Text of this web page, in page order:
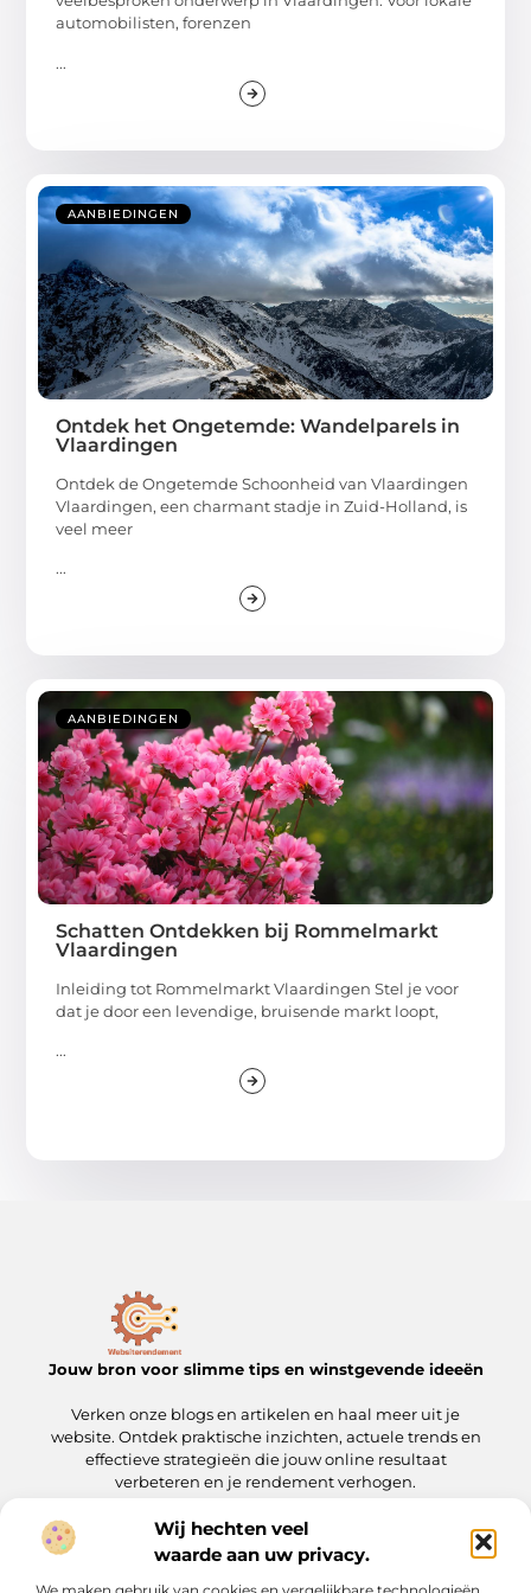
Wij hechten veel
waarde aan uw privacy.
automobilisten, forenzen
...
AANBIEDINGEN
Ontdek het Ongetemde: Wandelparels in
Vlaardingen
Ontdek de Ongetemde Schoonheid van Vlaardingen
Vlaardingen, een charmant stadje in Zuid-Holland, is
veel meer
...
AANBIEDINGEN
Schatten Ontdekken bij Rommelmarkt
Vlaardingen
Inleiding tot Rommelmarkt Vlaardingen Stel je voor
dat je door een levendige, bruisende markt loopt,
...
Jouw bron voor slimme tips en winstgevende ideeën
Verken onze blogs en artikelen en haal meer uit je
website. Ontdek praktische inzichten, actuele trends en
effectieve strategieën die jouw online resultaat
verbeteren en je rendement verhogen.
Onze informatie